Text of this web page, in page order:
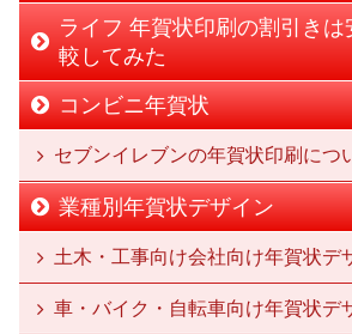
ライフ 年賀状印刷の割引き
較してみた
コンビニ年賀状
セブンイレブンの年賀状印刷につ
業種別年賀状デザイン
土木・工事向け会社向け年賀状デ
車・バイク・自転車向け年賀状デ